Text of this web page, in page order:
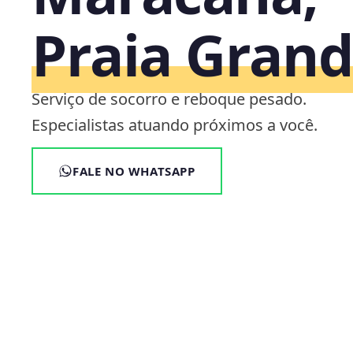
Praia
Serviço de socorro e reboque pesado.
Especialistas atuando próximos a você.
FALE NO WHATSAPP